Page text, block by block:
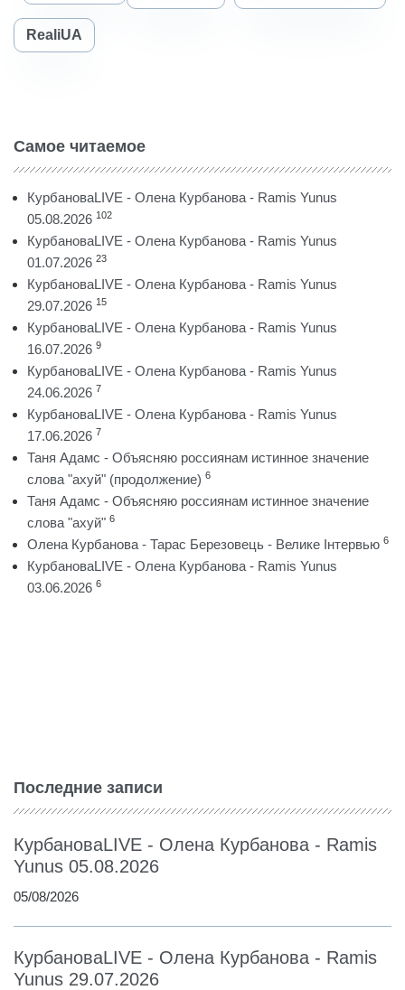
RealiUA
Самое читаемое
КурбановаLIVE - Олена Курбанова - Ramis Yunus
05.08.2026 102
КурбановаLIVE - Олена Курбанова - Ramis Yunus
01.07.2026 23
КурбановаLIVE - Олена Курбанова - Ramis Yunus
29.07.2026 15
КурбановаLIVE - Олена Курбанова - Ramis Yunus
16.07.2026 9
КурбановаLIVE - Олена Курбанова - Ramis Yunus
24.06.2026 7
КурбановаLIVE - Олена Курбанова - Ramis Yunus
17.06.2026 7
Таня Адамс - Объясняю россиянам истинное значение
слова "ахуй" (продолжение) 6
Таня Адамс - Объясняю россиянам истинное значение
слова "ахуй" 6
Олена Курбанова - Тарас Березовець - Велике Інтервью 6
КурбановаLIVE - Олена Курбанова - Ramis Yunus
03.06.2026 6
Последние записи
КурбановаLIVE - Олена Курбанова - Ramis
Yunus 05.08.2026
05/08/2026
КурбановаLIVE - Олена Курбанова - Ramis
Yunus 29.07.2026